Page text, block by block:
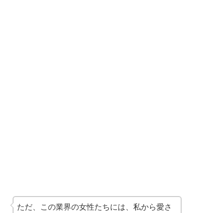
ただ、この業界の女性たちには、私から愛さ